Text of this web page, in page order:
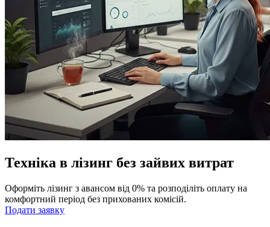
Техніка в лізинг без зайвих витрат
Оформіть лізинг з авансом від 0% та розподіліть оплату на
комфортний період без прихованих комісій.
Подати заявку